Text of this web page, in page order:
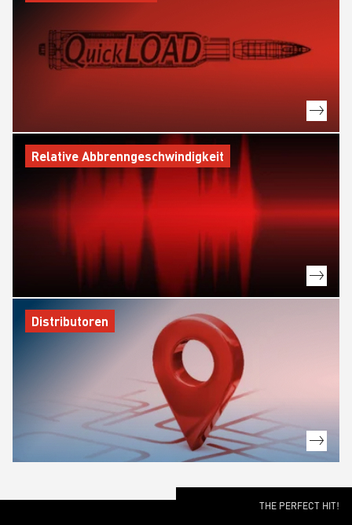
Relative Abbrenngeschwindigkeit
Distributoren
THE PERFECT HIT!